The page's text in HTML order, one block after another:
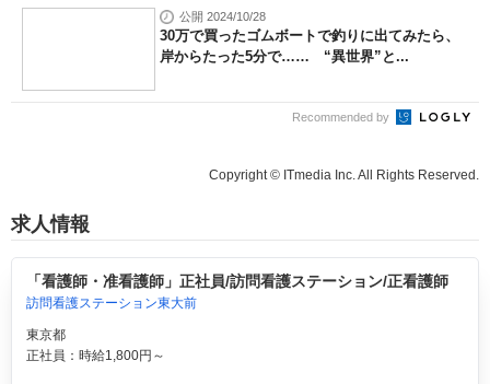
公開 2024/10/28
30万で買ったゴムボートで釣りに出てみたら、
岸からたった5分で…… “異世界”と...
Recommended by
Copyright © ITmedia Inc. All Rights Reserved.
求人情報
「看護師・准看護師」正社員/訪問看護ステーション/正看護師
訪問看護ステーション東大前
東京都
正社員：時給1,800円～